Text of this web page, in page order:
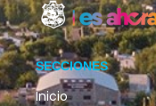
SECCIONES
Inicio